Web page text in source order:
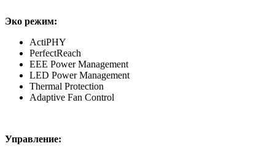
Эко режим:
ActiPHY
PerfectReach
EEE Power Management
LED Power Management
Thermal Protection
Adaptive Fan Control
Управление: